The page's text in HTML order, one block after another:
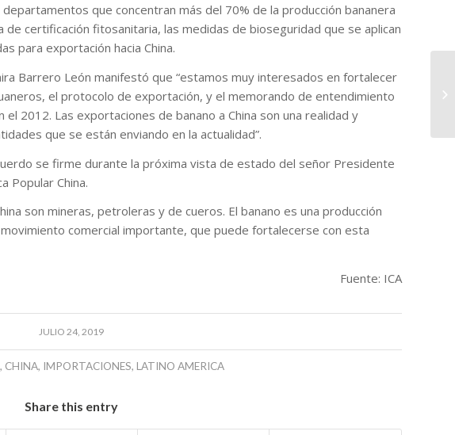
que concentran más del 70% de la producción bananera
certificación fitosanitaria, las medidas de bioseguridad que se aplican
para exportación hacia China.
Barrero León manifestó que “estamos muy interesados en fortalecer
el protocolo de exportación, y el memorando de entendimiento
2012. Las exportaciones de banano a China son una realidad y
que se están enviando en la actualidad”.
se firme durante la próxima vista de estado del señor Presidente
Popular China.
son mineras, petroleras y de cueros. El banano es una producción
comercial importante, que puede fortalecerse con esta
Fuente: ICA
JULIO 24, 2019
, CHINA, IMPORTACIONES, LATINO AMERICA
Share this entry